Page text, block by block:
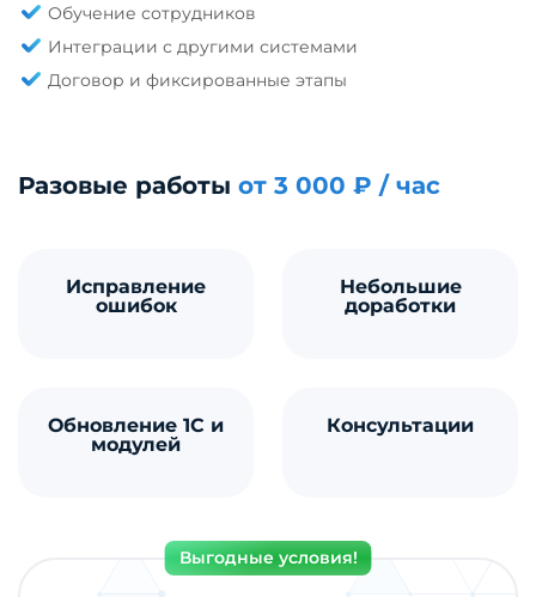
Обучение сотрудников
Интеграции с другими системами
Договор и фиксированные этапы
Разовые работы от 3 000 ₽ / час
Исправление
ошибок
Небольшие
доработки
Обновление 1С и
модулей
Консультации
Выгодные условия!